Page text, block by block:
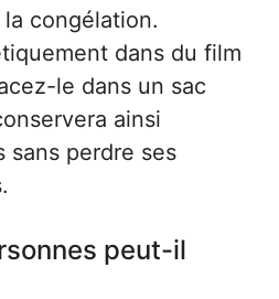
congélation.
dans du film
le dans un sac
ainsi
sans perdre ses
peut-il